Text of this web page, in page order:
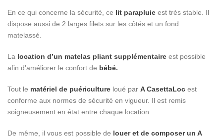
En ce qui concerne la sécurité, ce lit parapluie est très stable. Il
dispose aussi de 2 larges filets sur les côtés et un fond
matelassé.
La location d’un matelas pliant supplémentaire est possible
afin d’améliorer le confort de bébé.
Tout le matériel de puériculture loué par A CasettaLoc est
conforme aux normes de sécurité en vigueur. Il est remis
soigneusement en état entre chaque location.
De même, il vous est possible de louer et de composer un A